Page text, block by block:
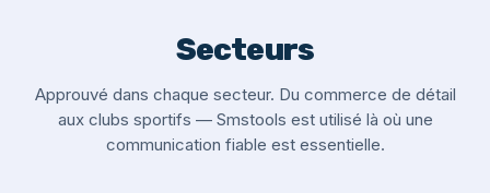
Secteurs
Approuvé dans chaque secteur. Du commerce de détail
aux clubs sportifs — Smstools est utilisé là où une
communication fiable est essentielle.